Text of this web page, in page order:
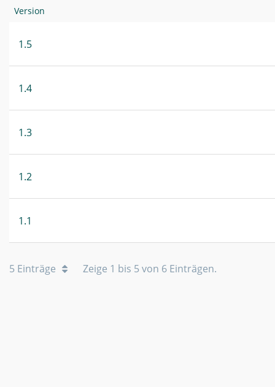
Version
1.5
1.4
1.3
1.2
1.1
5 Einträge Zeige 1 bis 5 von 6 Einträgen.